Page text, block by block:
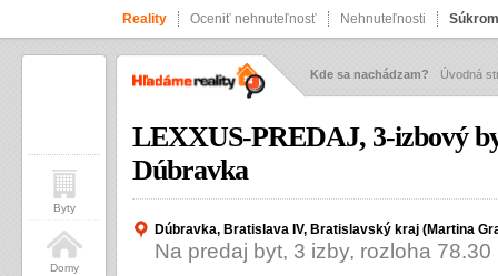
Reality Oceniť nehnuteľnosť Nehnuteľnosti
Kde sa nachádzam? Úvodná
LEXXUS-PREDAJ, 3-izbový
Dúbravka
Dúbravka, Bratislava IV, Bratislavský kraj (Martina
Na predaj byt, 3 izby, rozloha
Byty
Domy